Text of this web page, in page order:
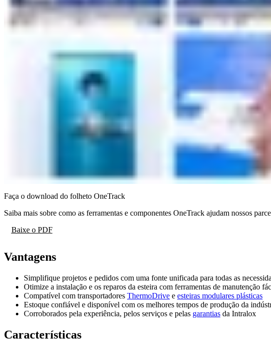
Faça o download do folheto OneTrack
Saiba mais sobre como as ferramentas e componentes OneTrack ajudam nossos
Baixe o PDF
Vantagens
Simplifique projetos e pedidos com uma fonte unificada para todas as
Otimize a instalação e os reparos da esteira com ferramentas de manutenção
Compatível com transportadores ThermoDrive e esteiras modulares plásticas
Estoque confiável e disponível com os melhores tempos de produção da
Corroborados pela experiência, pelos serviços e pelas garantias da Intralox
Características